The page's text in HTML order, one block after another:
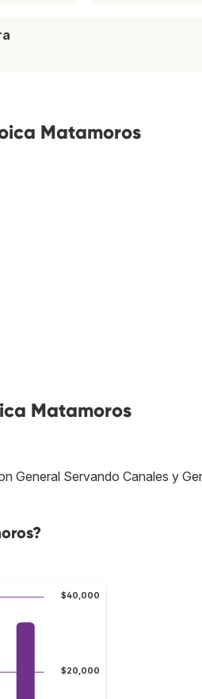
Matamoros
Matamoros
General Servando Canales y
$20,000
$40,000